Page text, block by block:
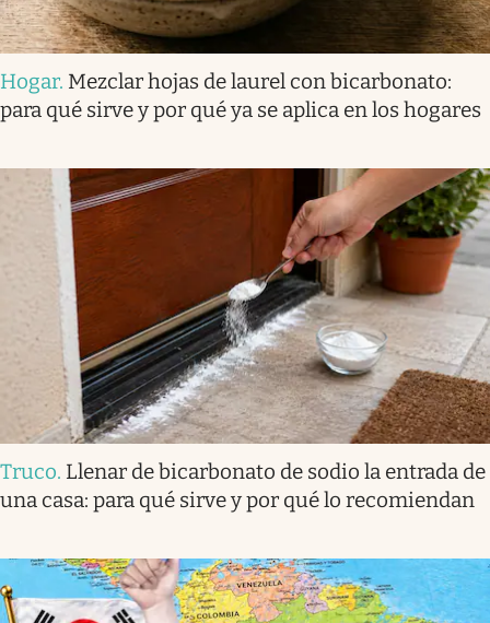
Hogar. Mezclar hojas de laurel con bicarbonato:
para qué sirve y por qué ya se aplica en los hogares
Truco. Llenar de bicarbonato de sodio la entrada de
una casa: para qué sirve y por qué lo recomiendan